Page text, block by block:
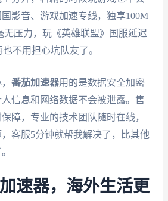
影音、游戏加速专线，独享100M
无压力，玩《英雄联盟》国服延迟
不用担心坑队友了。
番茄加速器用的是数据安全加密
信息和网络数据不会被泄露。售
障，专业的技术团队随时在线，
，客服5分钟就帮我解决了，比其他
速器，海外生活更